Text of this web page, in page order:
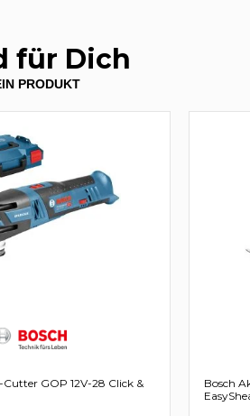
für Dich
PRODUKT
GOP 12V-28 Click &
Bosch